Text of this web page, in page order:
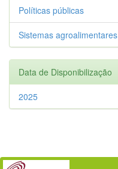
Políticas públicas
Sistemas agroalimentares
Data de Disponibilização
2025